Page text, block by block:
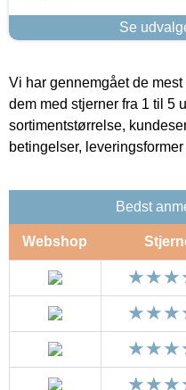
Se
Vi har gennemgået de
dem med stjerner fra 1 til 5
sortimentstørrelse,
betingelser,
Bedst
Webshop